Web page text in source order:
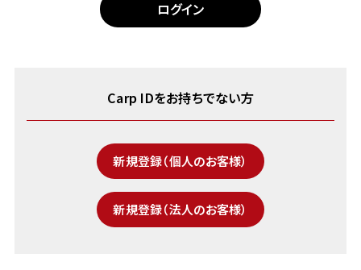
Carp IDをお持ちでない方
新規登録（個人のお客様）
新規登録（法人のお客様）